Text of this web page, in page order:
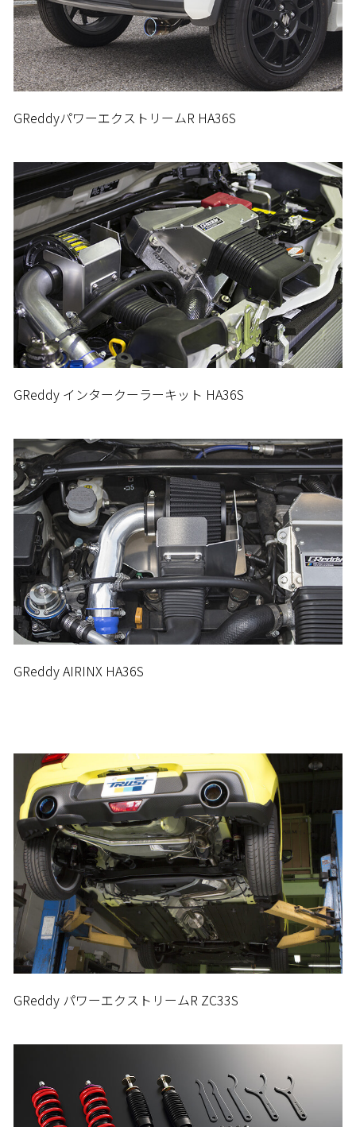
GReddyパワーエクストリームR HA36S
GReddy インタークーラーキット HA36S
GReddy AIRINX HA36S
GReddy パワーエクストリームR ZC33S